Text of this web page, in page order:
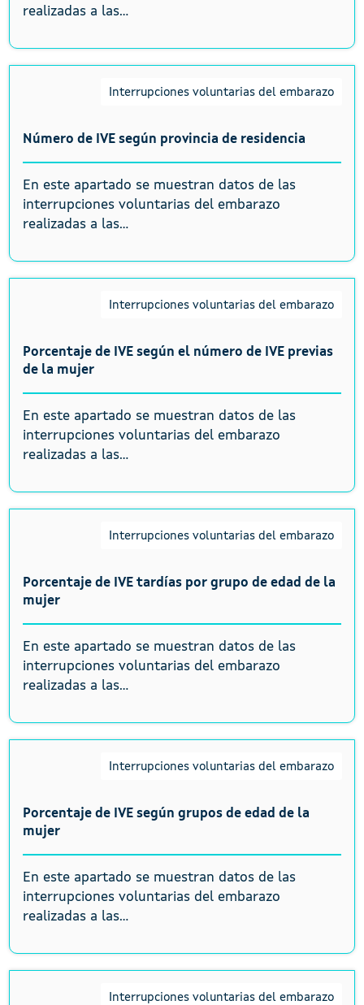
realizadas a las...
Interrupciones voluntarias del embarazo
Número de IVE según provincia de residencia
En este apartado se muestran datos de las
interrupciones voluntarias del embarazo
realizadas a las...
Interrupciones voluntarias del embarazo
Porcentaje de IVE según el número de IVE previas
de la mujer
En este apartado se muestran datos de las
interrupciones voluntarias del embarazo
realizadas a las...
Interrupciones voluntarias del embarazo
Porcentaje de IVE tardías por grupo de edad de la
mujer
En este apartado se muestran datos de las
interrupciones voluntarias del embarazo
realizadas a las...
Interrupciones voluntarias del embarazo
Porcentaje de IVE según grupos de edad de la
mujer
En este apartado se muestran datos de las
interrupciones voluntarias del embarazo
realizadas a las...
Interrupciones voluntarias del embarazo